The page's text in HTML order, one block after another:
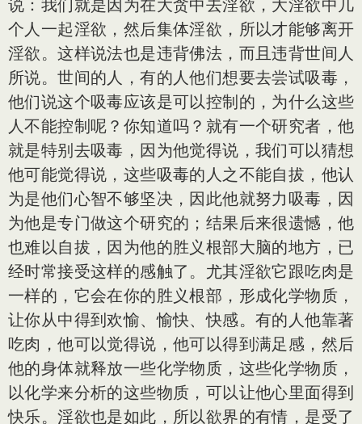
说：我们就是因为在大贪中去淫欲，大淫欲中几
个人一起淫欲，然后集体淫欲，所以才能够离开
淫欲。这样说法也是违背佛法，而且违背世间人
所说。世间的人，有的人他们想要去尝试吸毒，
他们说这个吸毒应该是可以控制的，为什么这些
人不能控制呢？你知道吗？就有一个研究者，他
就是特别去吸毒，因为他觉得说，我们可以猜想
他可能觉得说，这些吸毒的人之不能自拔，他认
为是他们心智不够坚决，因此他就努力吸毒，因
为他是专门做这个研究的；结果后来很遗憾，他
也难以自拔，因为他的胜义根部大脑的地方，已
经时常接受这样的感触了。尤其淫欲它跟吃肉是
一样的，它会在你的胜义根部，形成化学物质，
让你从中得到欢愉、愉快、快感。有的人他靠著
吃肉，他可以觉得说，他可以得到满足感，然后
他的身体就释放一些化学物质，这些化学物质，
以化学来分析的这些物质，可以让他心里面得到
快乐。淫欲也是如此，所以欲界的有情，是受了